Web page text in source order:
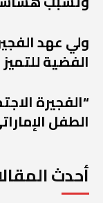
ولي عهد
الفضية
“الفجيرة
الطفل
أحدث